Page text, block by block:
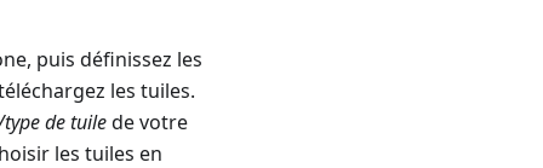
puis définissez les
les tuiles.
type de tuilede votre
les tuiles en